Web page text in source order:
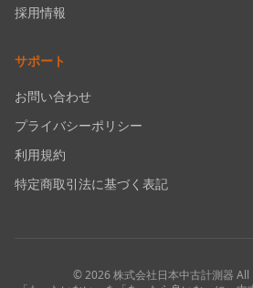
採用情報
サポート
お問い合わせ
プライバシーポリシー
利用規約
特定商取引法に基づく表記
©2026株式会社日本中古計測器 All